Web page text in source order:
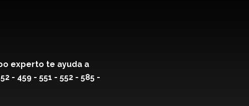
experto te ayuda a
- 459 - 551 - 552 - 585 -